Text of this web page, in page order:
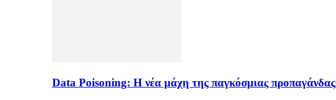
Data Poisoning: Η νέα μάχη της παγκόσμιας προπαγάνδας